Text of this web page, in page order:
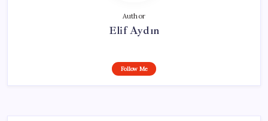
Author
Elif Aydın
Follow Me